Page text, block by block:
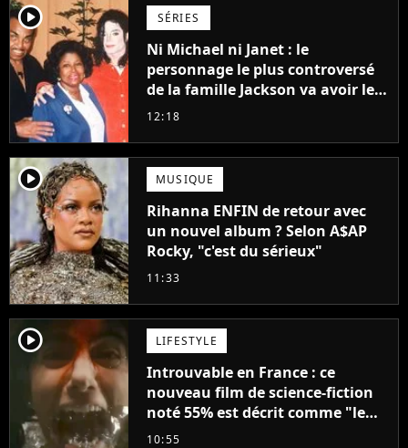
player2 SÉRIES
Ni Michael ni Janet : le
personnage le plus controversé
de la famille Jackson va avoir le
droit à sa propre série
12:18
player2 MUSIQUE
Rihanna ENFIN de retour avec
un nouvel album ? Selon A$AP
Rocky, "c'est du sérieux"
11:33
player2 LIFESTYLE
Introuvable en France : ce
nouveau film de science-fiction
noté 55% est décrit comme "le
plus stupide de l'année"
10:55